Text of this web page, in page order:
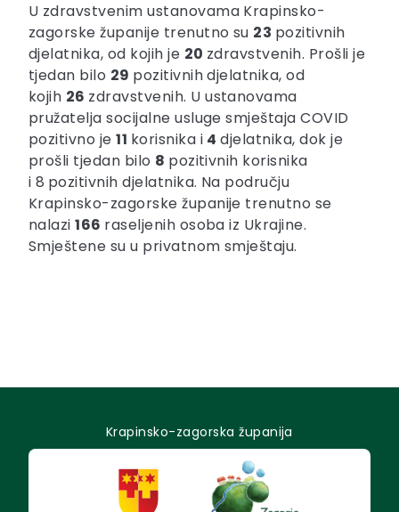
U zdravstvenim ustanovama Krapinsko-
zagorske županije trenutno su 23 pozitivnih
djelatnika, od kojih je 20 zdravstvenih. Prošli je
tjedan bilo 29 pozitivnih djelatnika, od
kojih 26 zdravstvenih. U ustanovama
pružatelja socijalne usluge smještaja COVID
pozitivno je11 korisnika i 4djelatnika, dok je
prošli tjedan bilo 8 pozitivnih korisnika
i 8 pozitivnih djelatnika. Na području
Krapinsko-zagorske županije trenutno se
nalazi166 raseljenih osoba iz Ukrajine.
Smještene su u privatnom smještaju.
Krapinsko-zagorska županija